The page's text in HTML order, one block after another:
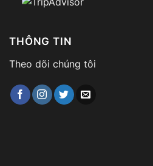
THÔNG TIN
Theo dõi chúng tôi